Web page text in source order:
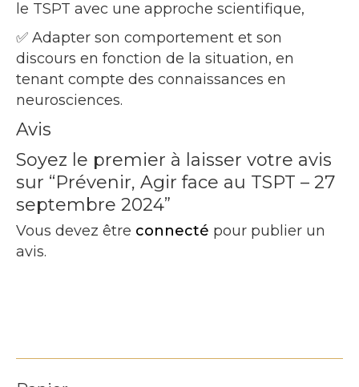
le TSPT avec une approche scientifique,
✅ Adapter son comportement et son
discours en fonction de la situation, en
tenant compte des connaissances en
neurosciences.
Avis
Soyez le premier à laisser votre avis
sur “Prévenir, Agir face au TSPT – 27
septembre 2024”
Vous devez être connecté pour publier un
avis.